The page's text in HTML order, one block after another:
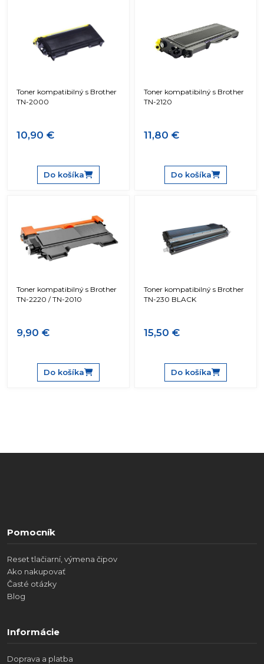
Toner kompatibilný s Brother
TN-2000
10,90 €
Do košíka
Toner kompatibilný s Brother
TN-2120
11,80 €
Do košíka
Toner kompatibilný s Brother
TN-2220 / TN-2010
9,90 €
Do košíka
Toner kompatibilný s Brother
TN-230 BLACK
15,50 €
Do košíka
Pomocník
Reset tlačiarní, výmena čipov
Ako nakupovať
Časté otázky
Blog
Informácie
Doprava a platba